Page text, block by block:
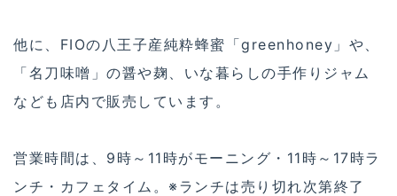
他に、FIOの八王子産純粋蜂蜜「greenhoney」や、
「名刀味噌」の醤や麹、いな暮らしの手作りジャム
なども店内で販売しています。
営業時間は、9時～11時がモーニング・11時～17時ラ
ンチ・カフェタイム。※ランチは売り切れ次第終了